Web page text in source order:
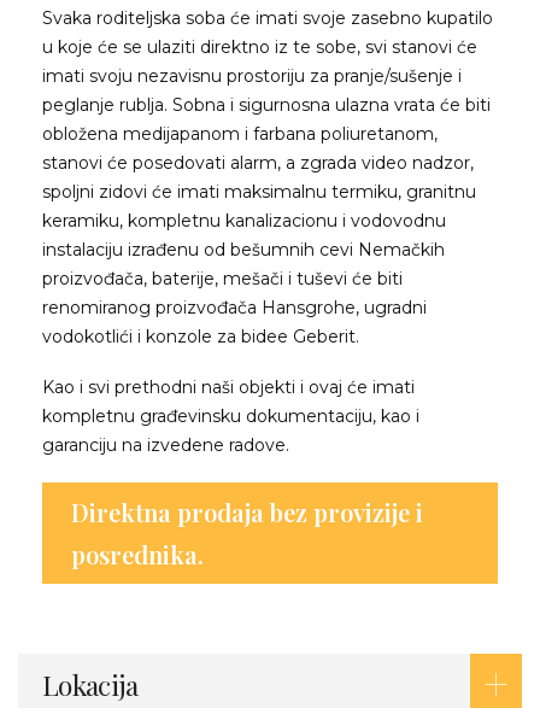
Svaka roditeljska soba će imati svoje zasebno kupatilo
u koje će se ulaziti direktno iz te sobe, svi stanovi će
imati svoju nezavisnu prostoriju za pranje/sušenje i
peglanje rublja. Sobna i sigurnosna ulazna vrata će biti
obložena medijapanom i farbana poliuretanom,
stanovi će posedovati alarm, a zgrada video nadzor,
spoljni zidovi će imati maksimalnu termiku, granitnu
keramiku, kompletnu kanalizacionu i vodovodnu
instalaciju izrađenu od bešumnih cevi Nemačkih
proizvođača, baterije, mešači i tuševi će biti
renomiranog proizvođača Hansgrohe, ugradni
vodokotlići i konzole za bidee Geberit.
Kao i svi prethodni naši objekti i ovaj će imati
kompletnu građevinsku dokumentaciju, kao i
garanciju na izvedene radove.
Direktna prodaja bez provizije i
posrednika.
Lokacija